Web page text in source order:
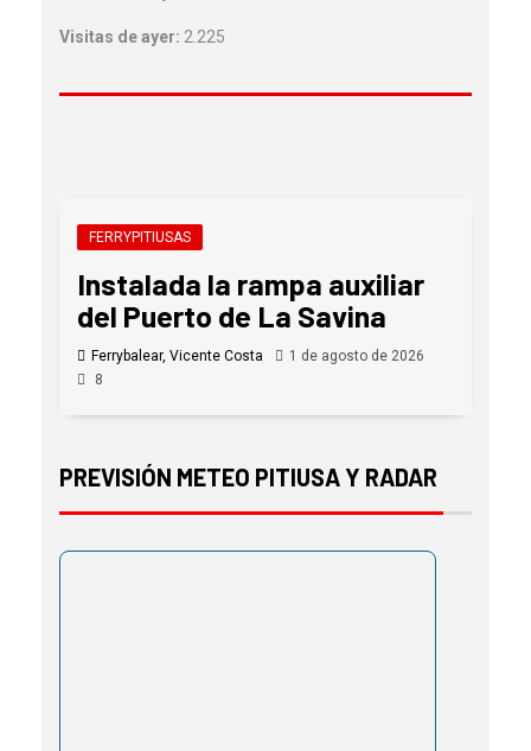
Visitas de ayer: 2.225
FERRYPITIUSAS
Instalada la rampa auxiliar
del Puerto de La Savina
Ferrybalear, Vicente Costa
1 de agosto de 2026
8
PREVISIÓN METEO PITIUSA Y RADAR